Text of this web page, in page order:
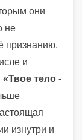
они
не
признанию,
и
«Твое тело -
изнутри и